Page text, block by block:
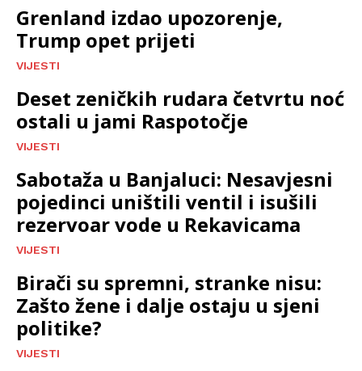
Grenland izdao upozorenje,
Trump opet prijeti
VIJESTI
Deset zeničkih rudara četvrtu noć
ostali u jami Raspotočje
VIJESTI
Sabotaža u Banjaluci: Nesavjesni
pojedinci uništili ventil i isušili
rezervoar vode u Rekavicama
VIJESTI
Birači su spremni, stranke nisu:
Zašto žene i dalje ostaju u sjeni
politike?
VIJESTI